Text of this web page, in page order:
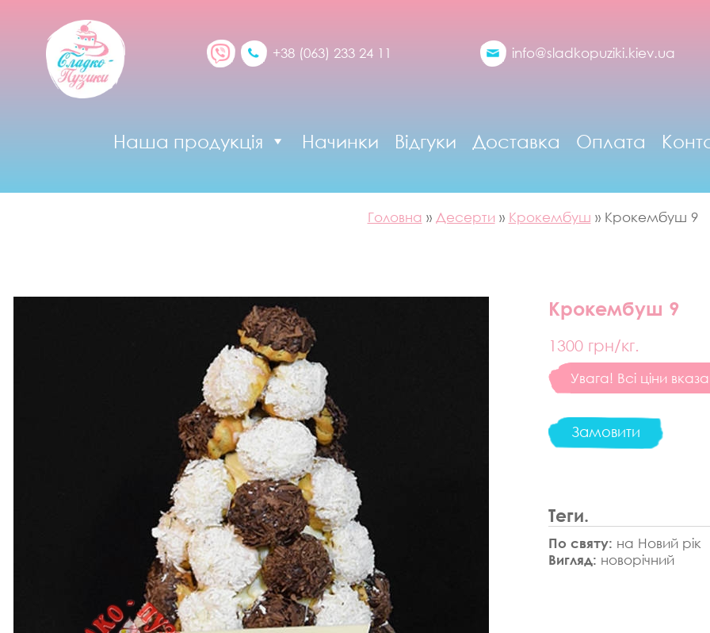
+38 (063) 233 24 11 info@sladkopuziki.kiev.ua
Наша продукція Начинки Відгуки Доставка Оплата
Головна » Десерти » Крокембуш » Крокембуш 9
Крокембуш 9
1300 грн/кг.
Увага! Всі ціни
Замовити
Теги.
По святу: на Новий рік
Вигляд: новорічний